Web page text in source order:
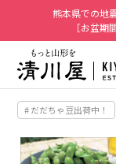
熊本県での地
［お盆期
# だだちゃ豆出荷中！